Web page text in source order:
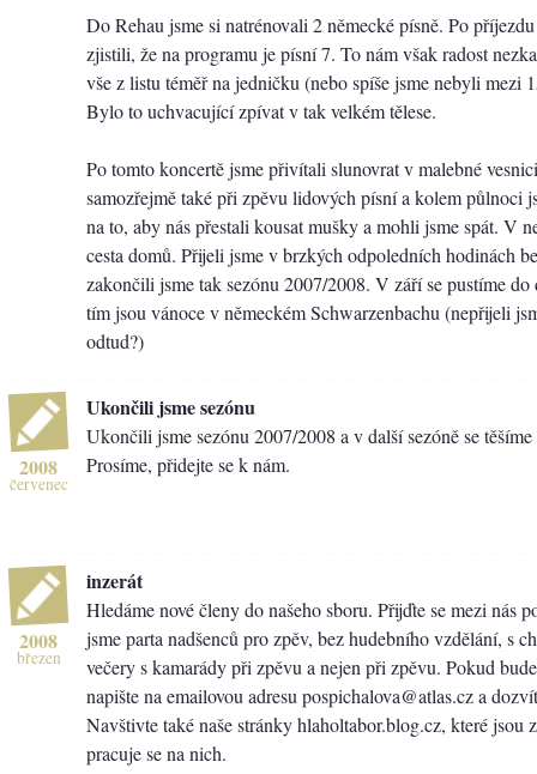
Do Rehau jsme si natrénovali 2 německé písně. Po
zjistili, že na programu je písní 7. To nám však radost
vše z listu téměř na jedničku (nebo spíše jsme nebyli mezi
Bylo to uchvacující zpívat v tak velkém tělese.
Po tomto koncertě jsme přivítali slunovrat v malebné
samozřejmě také při zpěvu lidových písní a kolem půlnoci
na to, aby nás přestali kousat mušky a mohli jsme spát. V
cesta domů. Přijeli jsme v brzkých odpoledních hodinách
zakončili jsme tak sezónu 2007/2008. V září se pustíme do
tím jsou vánoce v německém Schwarzenbachu (nepřijeli
odtud?)
2008
červenec
Ukončili jsme sezónu
Ukončili jsme sezónu 2007/2008 a v další sezóně se
Prosíme, přidejte se k nám.
2008
březen
inzerát
Hledáme nové členy do našeho sboru. Přijďte se mezi nás
jsme parta nadšenců pro zpěv, bez hudebního vzdělání, s
večery s kamarády při zpěvu a nejen při zpěvu. Pokud
napište na emailovou adresu pospichalova@atlas.cz a
Navštivte také naše stránky hlaholtabor.blog.cz, které jsou
pracuje se na nich.